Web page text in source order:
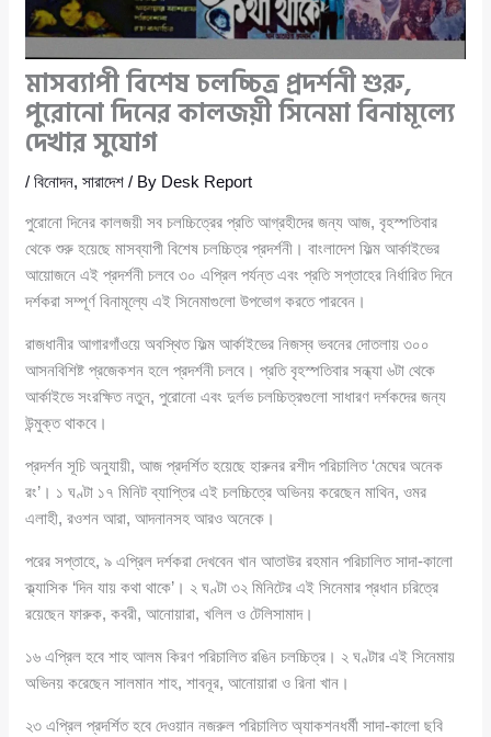
মাসব্যাপী বিশেষ চলচ্চিত্র প্রদর্শনী শুরু,
পুরোনো দিনের কালজয়ী সিনেমা বিনামূল্যে
দেখার সুযোগ
/বিনোদন,সারাদেশ / By Desk Report
পুরোনো দিনের কালজয়ী সব চলচ্চিত্রের প্রতি আগ্রহীদের জন্য আজ, বৃহস্পতিবার
থেকে শুরু হয়েছে মাসব্যাপী বিশেষ চলচ্চিত্র প্রদর্শনী। বাংলাদেশ ফিল্ম আর্কাইভের
আয়োজনে এই প্রদর্শনী চলবে ৩০ এপ্রিল পর্যন্ত এবং প্রতি সপ্তাহের নির্ধারিত দিনে
দর্শকরা সম্পূর্ণ বিনামূল্যে এই সিনেমাগুলো উপভোগ করতে পারবেন।
রাজধানীর আগারগাঁওয়ে অবস্থিত ফিল্ম আর্কাইভের নিজস্ব ভবনের দোতলায় ৩০০
আসনবিশিষ্ট প্রজেকশন হলে প্রদর্শনী চলবে। প্রতি বৃহস্পতিবার সন্ধ্যা ৬টা থেকে
আর্কাইভে সংরক্ষিত নতুন, পুরোনো এবং দুর্লভ চলচ্চিত্রগুলো সাধারণ দর্শকদের জন্য
উন্মুক্ত থাকবে।
প্রদর্শন সূচি অনুযায়ী, আজ প্রদর্শিত হয়েছে হারুনর রশীদ পরিচালিত ‘মেঘের অনেক
রং’। ১ ঘণ্টা ১৭ মিনিট ব্যাপ্তির এই চলচ্চিত্রে অভিনয় করেছেন মাথিন, ওমর
এলাহী, রওশন আরা, আদনানসহ আরও অনেকে।
পরের সপ্তাহে, ৯ এপ্রিল দর্শকরা দেখবেন খান আতাউর রহমান পরিচালিত সাদা-কালো
ক্ল্যাসিক ‘দিন যায় কথা থাকে’। ২ ঘণ্টা ৩২ মিনিটের এই সিনেমার প্রধান চরিত্রে
রয়েছেন ফারুক, কবরী, আনোয়ারা, খলিল ও টেলিসামাদ।
১৬ এপ্রিল হবে শাহ আলম কিরণ পরিচালিত রঙিন চলচ্চিত্র। ২ ঘণ্টার এই সিনেমায়
অভিনয় করেছেন সালমান শাহ, শাবনূর, আনোয়ারা ও রিনা খান।
২৩ এপ্রিল প্রদর্শিত হবে দেওয়ান নজরুল পরিচালিত অ্যাকশনধর্মী সাদা-কালো ছবি